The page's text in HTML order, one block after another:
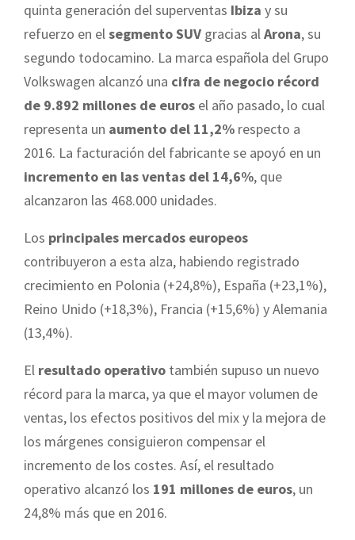
quinta generación del superventas Ibiza y su
refuerzo en elsegmento SUV gracias alArona, su
segundo todocamino. La marca española del Grupo
Volkswagen alcanzó una cifra de negocio récord
de 9.892 millones de euros el año pasado, lo cual
representa un aumento del 11,2% respecto a
2016. La facturación del fabricante se apoyó en un
incremento en las ventas del 14,6%, que
alcanzaron las 468.000 unidades.
Los principales mercados europeos
contribuyeron a esta alza, habiendo registrado
crecimiento en Polonia (+24,8%), España (+23,1%),
Reino Unido (+18,3%), Francia (+15,6%) y Alemania
(13,4%).
El resultado operativo también supuso un nuevo
récord para la marca, ya que el mayor volumen de
ventas, los efectos positivos del mix y la mejora de
los márgenes consiguieron compensar el
incremento de los costes. Así, el resultado
operativo alcanzó los 191 millones de euros, un
24,8% más que en 2016.